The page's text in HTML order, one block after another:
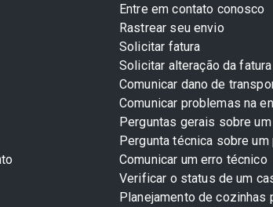
Entre em contato conosco
Rastrear seu envio
Solicitar fatura
Solicitar alteração da fatura
Comunicar dano de
Comunicar problemas na
Perguntas gerais sobre
Pergunta técnica sobre um
Comunicar um erro técnico
Verificar o status de um
Planejamento de